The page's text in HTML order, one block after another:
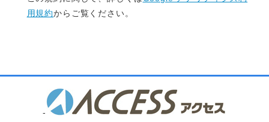
用規約からご覧ください。
-